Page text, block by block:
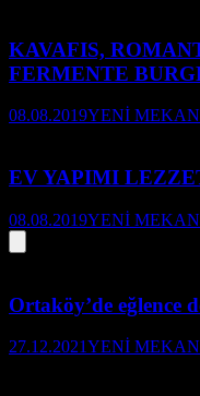
KAVAFIS,
FERMENTE
08.08.2019YENİ
EV YAPIMI
08.08.2019YENİ
Ortaköy’de eğlence
27.12.2021YENİ